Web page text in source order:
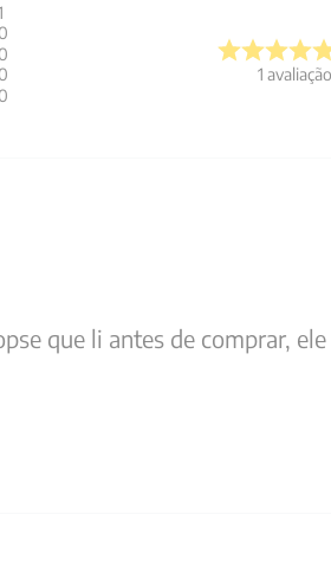
0
0
0
0
1 avaliação
que li antes de comprar,